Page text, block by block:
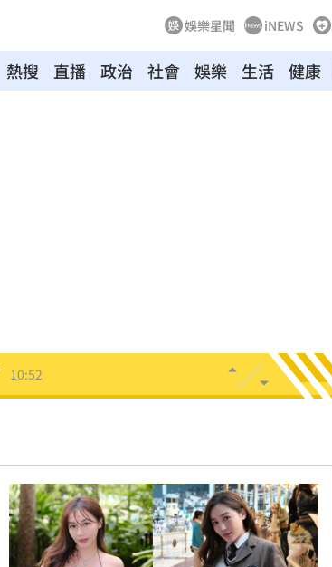
娛樂星聞 iNEWS
熱搜 直播 政治 社會 娛樂 生活 健康
10:52
10:50
10:50